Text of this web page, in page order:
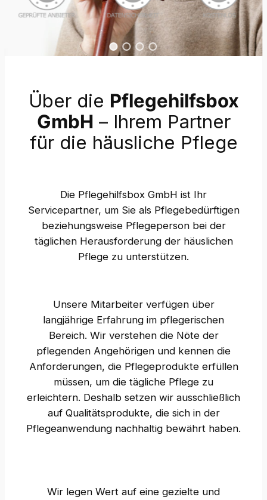
Über die Pflegehilfsbox
GmbH – Ihrem Partner
für die häusliche Pflege
Die Pflegehilfsbox GmbH ist Ihr
Servicepartner, um Sie als Pflegebedürftigen
beziehungsweise Pflegeperson bei der
täglichen Herausforderung der häuslichen
Pflege zu unterstützen.
Unsere Mitarbeiter verfügen über
langjährige Erfahrung im pflegerischen
Bereich. Wir verstehen die Nöte der
pflegenden Angehörigen und kennen die
Anforderungen, die Pflegeprodukte erfüllen
müssen, um die tägliche Pflege zu
erleichtern. Deshalb setzen wir ausschließlich
auf Qualitätsprodukte, die sich in der
Pflegeanwendung nachhaltig bewährt haben.
Wir legen Wert auf eine gezielte und